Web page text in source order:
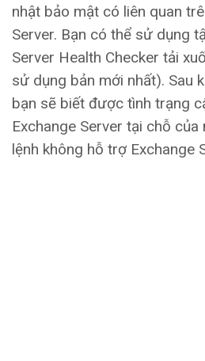
nhật bảo mật có liên quan
Server. Bạn có thể sử dụng
Server Health Checker tải
sử dụng bản mới nhất). Sau
bạn sẽ biết được tình trạng
Exchange Server tại chỗ
lệnh không hỗ trợ Exchange